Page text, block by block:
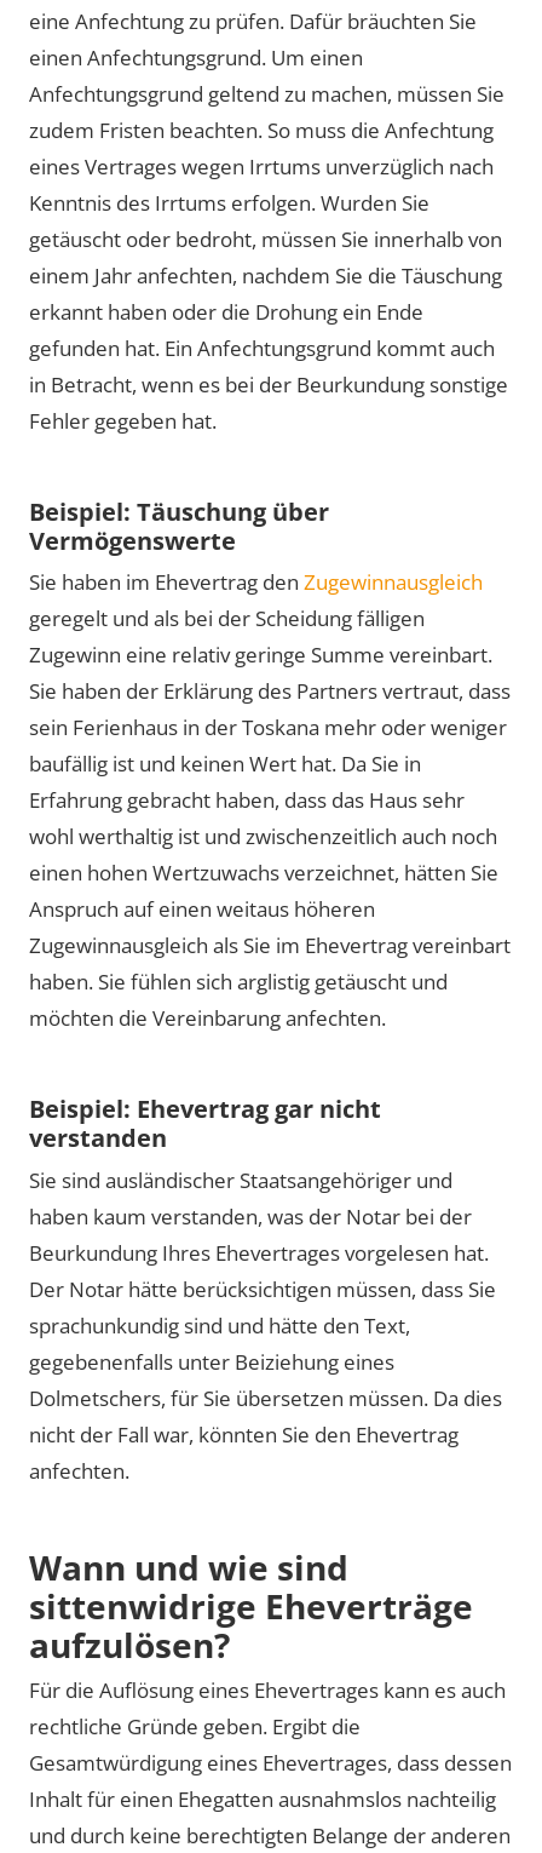
eine Anfechtung zu prüfen. Dafür bräuchten Sie
einen Anfechtungsgrund. Um einen
Anfechtungsgrund geltend zu machen, müssen Sie
zudem Fristen beachten. So muss die Anfechtung
eines Vertrages wegen Irrtums unverzüglich nach
Kenntnis des Irrtums erfolgen. Wurden Sie
getäuscht oder bedroht, müssen Sie innerhalb von
einem Jahr anfechten, nachdem Sie die Täuschung
erkannt haben oder die Drohung ein Ende
gefunden hat. Ein Anfechtungsgrund kommt auch
in Betracht, wenn es bei der Beurkundung sonstige
Fehler gegeben hat.
Beispiel: Täuschung über
Vermögenswerte
Sie haben im Ehevertrag den Zugewinnausgleich
geregelt und als bei der Scheidung fälligen
Zugewinn eine relativ geringe Summe vereinbart.
Sie haben der Erklärung des Partners vertraut, dass
sein Ferienhaus in der Toskana mehr oder weniger
baufällig ist und keinen Wert hat. Da Sie in
Erfahrung gebracht haben, dass das Haus sehr
wohl werthaltig ist und zwischenzeitlich auch noch
einen hohen Wertzuwachs verzeichnet, hätten Sie
Anspruch auf einen weitaus höheren
Zugewinnausgleich als Sie im Ehevertrag vereinbart
haben. Sie fühlen sich arglistig getäuscht und
möchten die Vereinbarung anfechten.
Beispiel: Ehevertrag gar nicht
verstanden
Sie sind ausländischer Staatsangehöriger und
haben kaum verstanden, was der Notar bei der
Beurkundung Ihres Ehevertrages vorgelesen hat.
Der Notar hätte berücksichtigen müssen, dass Sie
sprachunkundig sind und hätte den Text,
gegebenenfalls unter Beiziehung eines
Dolmetschers, für Sie übersetzen müssen. Da dies
nicht der Fall war, könnten Sie den Ehevertrag
anfechten.
Wann und wie sind
sittenwidrige Eheverträge
aufzulösen?
Für die Auflösung eines Ehevertrages kann es auch
rechtliche Gründe geben. Ergibt die
Gesamtwürdigung eines Ehevertrages, dass dessen
Inhalt für einen Ehegatten ausnahmslos nachteilig
und durch keine berechtigten Belange der anderen